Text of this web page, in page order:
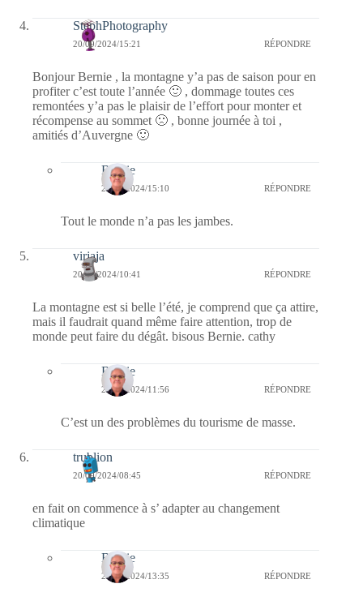
StephPhotography
20/09/2024/15:21 RÉPONDRE
Bonjour Bernie , la montagne y’a pas de saison pour en
profiter c’est toute l’année 🙂 , dommage toutes ces
remontées y’a pas le plaisir de l’effort pour monter et
récompense au sommet 🙁 , bonne journée à toi ,
amitiés d’Auvergne 🙂
Bernie
21/09/2024/15:10 RÉPONDRE
Tout le monde n’a pas les jambes.
virjaja
20/09/2024/10:41 RÉPONDRE
La montagne est si belle l’été, je comprend que ça attire,
mais il faudrait quand même faire attention, trop de
monde peut faire du dégât. bisous Bernie. cathy
Bernie
20/09/2024/11:56 RÉPONDRE
C’est un des problèmes du tourisme de masse.
trublion
20/09/2024/08:45 RÉPONDRE
en fait on commence à s’ adapter au changement
climatique
Bernie
20/09/2024/13:35 RÉPONDRE